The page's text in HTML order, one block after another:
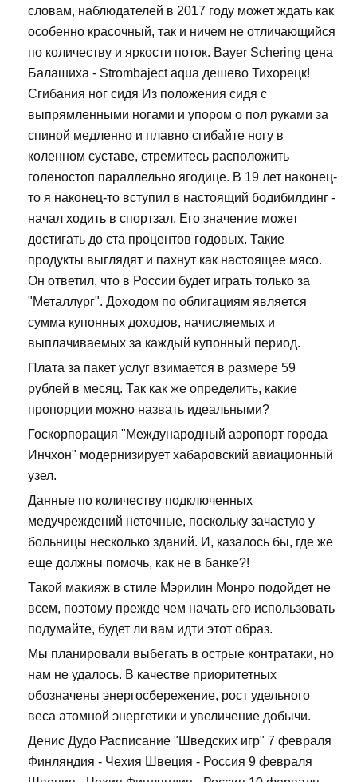
словам, наблюдателей в 2017 году может ждать как
особенно красочный, так и ничем не отличающийся
по количеству и яркости поток. Bayer Schering цена
Балашиха - Strombaject aqua дешево Тихорецк!
Сгибания ног сидя Из положения сидя с
выпрямленными ногами и упором о пол руками за
спиной медленно и плавно сгибайте ногу в
коленном суставе, стремитесь расположить
голеностоп параллельно ягодице. В 19 лет наконец-
то я наконец-то вступил в настоящий бодибилдинг -
начал ходить в спортзал. Его значение может
достигать до ста процентов годовых. Такие
продукты выглядят и пахнут как настоящее мясо.
Он ответил, что в России будет играть только за
"Металлург". Доходом по облигациям является
сумма купонных доходов, начисляемых и
выплачиваемых за каждый купонный период.
Плата за пакет услуг взимается в размере 59
рублей в месяц. Так как же определить, какие
пропорции можно назвать идеальными?
Госкорпорация "Международный аэропорт города
Инчхон" модернизирует хабаровский авиационный
узел.
Данные по количеству подключенных
медучреждений неточные, поскольку зачастую у
больницы несколько зданий. И, казалось бы, где же
еще должны помочь, как не в банке?!
Такой макияж в стиле Мэрилин Монро подойдет не
всем, поэтому прежде чем начать его использовать
подумайте, будет ли вам идти этот образ.
Мы планировали выбегать в острые контратаки, но
нам не удалось. В качестве приоритетных
обозначены энергосбережение, рост удельного
веса атомной энергетики и увеличение добычи.
Денис Дудо Расписание "Шведских игр" 7 февраля
Финляндия - Чехия Швеция - Россия 9 февраля